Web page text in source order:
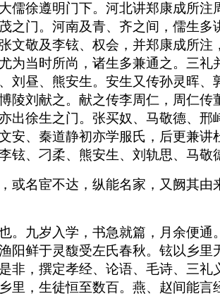
儒徐遵明门下。河北讲郑康成所
之门。河南及青、齐之间，儒生
文敬及李铉、权会，并郑康成所
为当时所尚，诸生多兼通之。三
刘昼、熊安生。安生又传孙灵晖
陵刘献之。献之传李周仁，周仁
出徐生之门。张买奴、马敬德、
安、秦道静初亦学服氏，后更兼
铉、刁柔、熊安生、刘轨思、马敬
或名宦不达，纵能名家，又阙其
。九岁入学，书急就篇，月余便
阳鲜于灵馥受左氏春秋。铉以乡
非，撰定孝经、论语、毛诗、三
里，生徒恒至数百。燕、赵间能言